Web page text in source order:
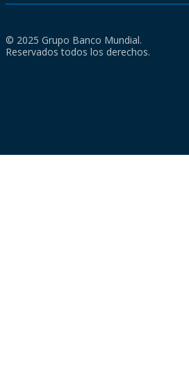
© 2025 Grupo Banco Mundial.
Reservados todos los derechos.